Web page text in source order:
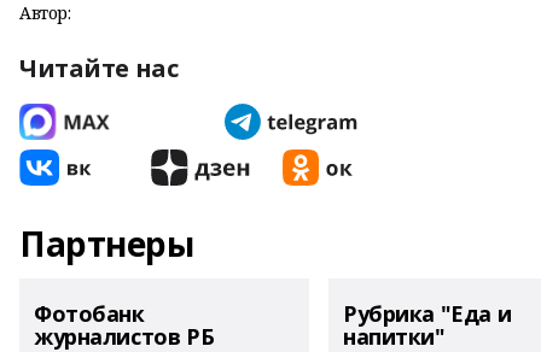
Автор:
Читайте нас
Партнеры
Фотобанк
журналистов РБ
Рубрика "Еда и
напитки"